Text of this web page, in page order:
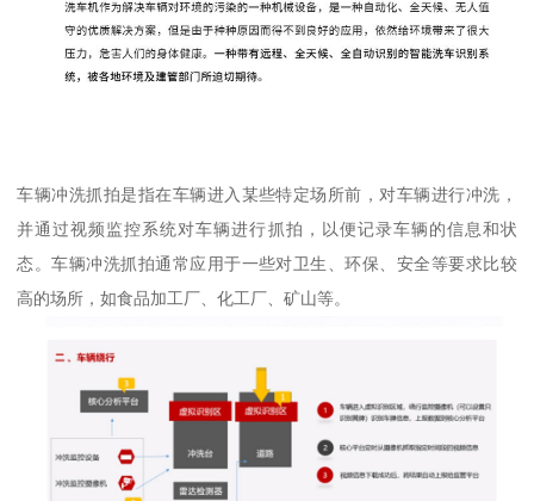
车辆冲洗抓拍是指在车辆进入某些特定场所前，对车辆进行冲洗，
并通过视频监控系统对车辆进行抓拍，以便记录车辆的信息和状
态。车辆冲洗抓拍通常应用于一些对卫生、环保、安全等要求比较
高的场所，如食品加工厂、化工厂、矿山等。